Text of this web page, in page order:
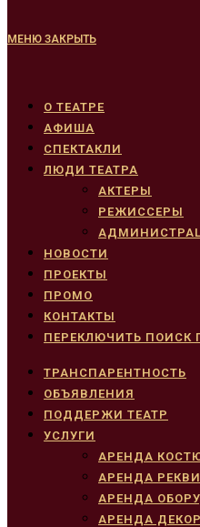
МЕНЮ ЗАКРЫТЬ
О ТЕАТРЕ
АФИША
СПЕКТАКЛИ
ЛЮДИ ТЕАТРА
АКТЕРЫ
РЕЖИССЕРЫ
НОВОСТИ
ПРОЕКТЫ
ПРОМО
КОНТАКТЫ
ПЕРЕКЛЮЧИТЬ ПОИСК
ТРАНСПАРЕНТНОСТЬ
ОБЪЯВЛЕНИЯ
ПОДДЕРЖИ ТЕАТР
УСЛУГИ
АРЕНДА
АРЕНДА
АРЕНДА
АРЕНДА